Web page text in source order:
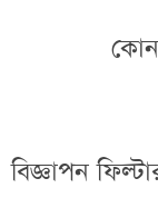
বিজ্ঞাপন